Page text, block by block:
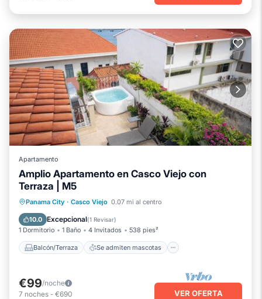
Apartamento
Amplio Apartamento en Casco Viejo con
Terraza | M5
Panama City · Casco Viejo 0.07 mi al centro
10.0 Excepcional(1 Revisar)
1 Dormitorio 1 Baño 4 Invitados 538 pies²
Balcón/Terraza Se admiten mascotas
Balcón/Terraza
Se admiten mascotas
Cocina
Aire acondicionado
€99/noche
7 noches - €690 VER OFERTA